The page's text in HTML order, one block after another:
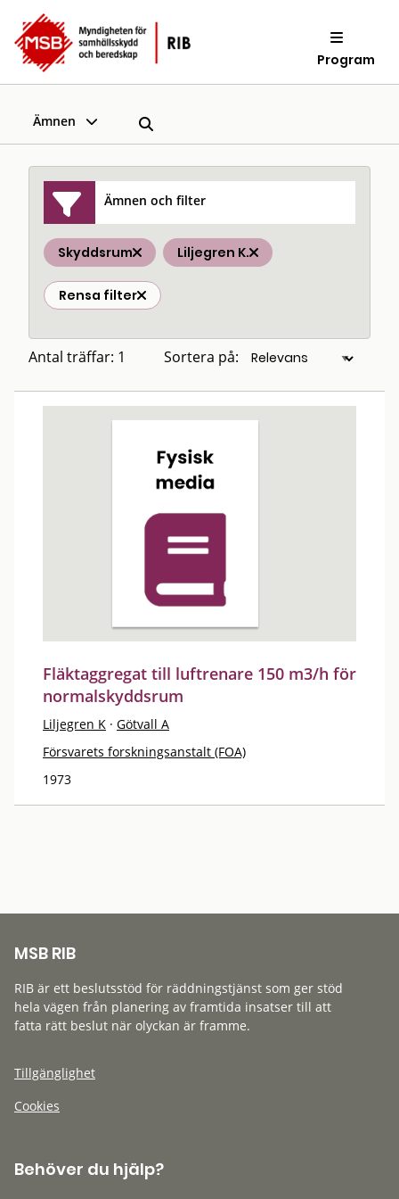
Program
Ämnen
Ämnen och filter
Skyddsrum Liljegren K.
Rensa filter
Antal träffar: 1 Sortera på:
Fläktaggregat till luftrenare 150 m3/h för
normalskyddsrum
Liljegren K · Götvall A
Försvarets forskningsanstalt (FOA)
1973
MSB RIB
RIB är ett beslutsstöd för räddningstjänst som ger stöd
hela vägen från planering av framtida insatser till att
fatta rätt beslut när olyckan är framme.
Tillgänglighet
Cookies
Behöver du hjälp?